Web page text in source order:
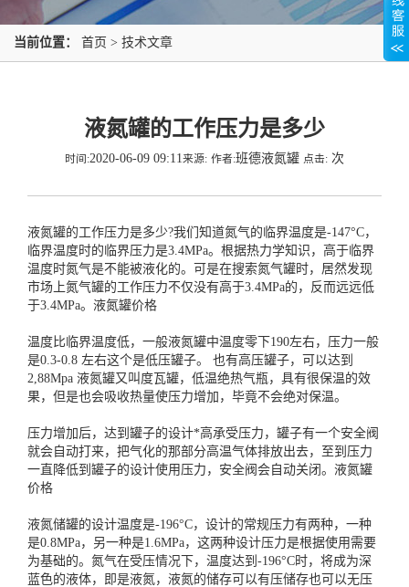
当前位置： 首页 > 技术文章
液氮罐的工作压力是多少
时间:2020-06-09 09:11来源: 作者:班德液氮罐 点击: 次
液氮罐的工作压力是多少?我们知道氮气的临界温度是-147°C，
临界温度时的临界压力是3.4MPa。根据热力学知识，高于临界
温度时氮气是不能被液化的。可是在搜索氮气罐时，居然发现
市场上氮气罐的工作压力不仅没有高于3.4MPa的，反而远远低
于3.4MPa。 液氮罐价格
温度比临界温度低，一般液氮罐中温度零下190左右，压力一般
是0.3-0.8 左右这个是低压罐子。 也有高压罐子，可以达到
2,88Mpa 液氮罐又叫度瓦罐，低温绝热气瓶，具有很保温的效
果，但是也会吸收热量使压力增加，毕竟不会绝对保温。
压力增加后，达到罐子的设计*高承受压力，罐子有一个安全阀
就会自动打来，把气化的那部分高温气体排放出去，至到压力
一直降低到罐子的设计使用压力，安全阀会自动关闭。 液氮罐
价格
液氮储罐的设计温度是-196°C，设计的常规压力有两种，一种
是0.8MPa，另一种是1.6MPa，这两种设计压力是根据使用需要
为基础的。氮气在受压情况下，温度达到-196°C时，将成为深
蓝色的液体，即是液氮，液氮的储存可以有压储存也可以无压